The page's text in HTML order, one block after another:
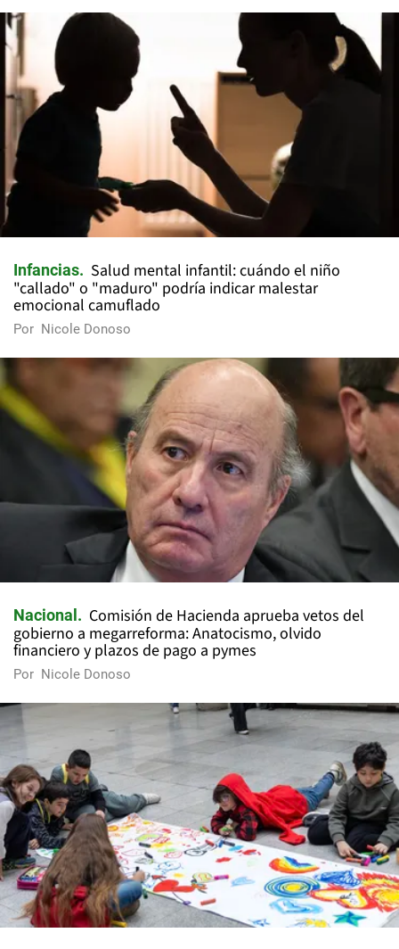
Infancias
Salud mental infantil: cuándo el niño
"callado" o "maduro" podría indicar malestar
emocional camuflado
Por Nicole Donoso
Nacional
Comisión de Hacienda aprueba vetos del
gobierno a megarreforma: Anatocismo, olvido
financiero y plazos de pago a pymes
Por Nicole Donoso